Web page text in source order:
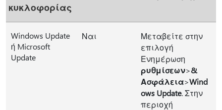
κυκλοφορίας
Windows Update
ή Microsoft
Update
Ναι
Μεταβείτε στην
επιλογή
Ενημέρωση
ρυθμίσεων>&
Ασφάλεια>Wind
ows Update. Στην
περιοχή